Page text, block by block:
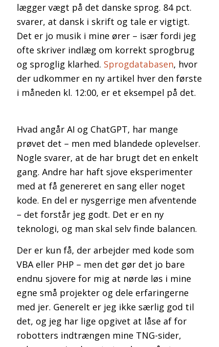
lægger vægt på det danske sprog. 84 pct.
svarer, at dansk i skrift og tale er vigtigt.
Det er jo musik i mine ører – især fordi jeg
ofte skriver indlæg om korrekt sprogbrug
og sproglig klarhed. Sprogdatabasen, hvor
der udkommer en ny artikel hver den første
i måneden kl. 12:00, er et eksempel på det.
Hvad angår AI og ChatGPT, har mange
prøvet det – men med blandede oplevelser.
Nogle svarer, at de har brugt det en enkelt
gang. Andre har haft sjove eksperimenter
med at få genereret en sang eller noget
kode. En del er nysgerrige men afventende
– det forstår jeg godt. Det er en ny
teknologi, og man skal selv finde balancen.
Der er kun få, der arbejder med kode som
VBA eller PHP – men det gør det jo bare
endnu sjovere for mig at nørde løs i mine
egne små projekter og dele erfaringerne
med jer. Generelt er jeg ikke særlig god til
det, og jeg har lige opgivet at låse af for
robotters indtrængen mine TNG-sider,